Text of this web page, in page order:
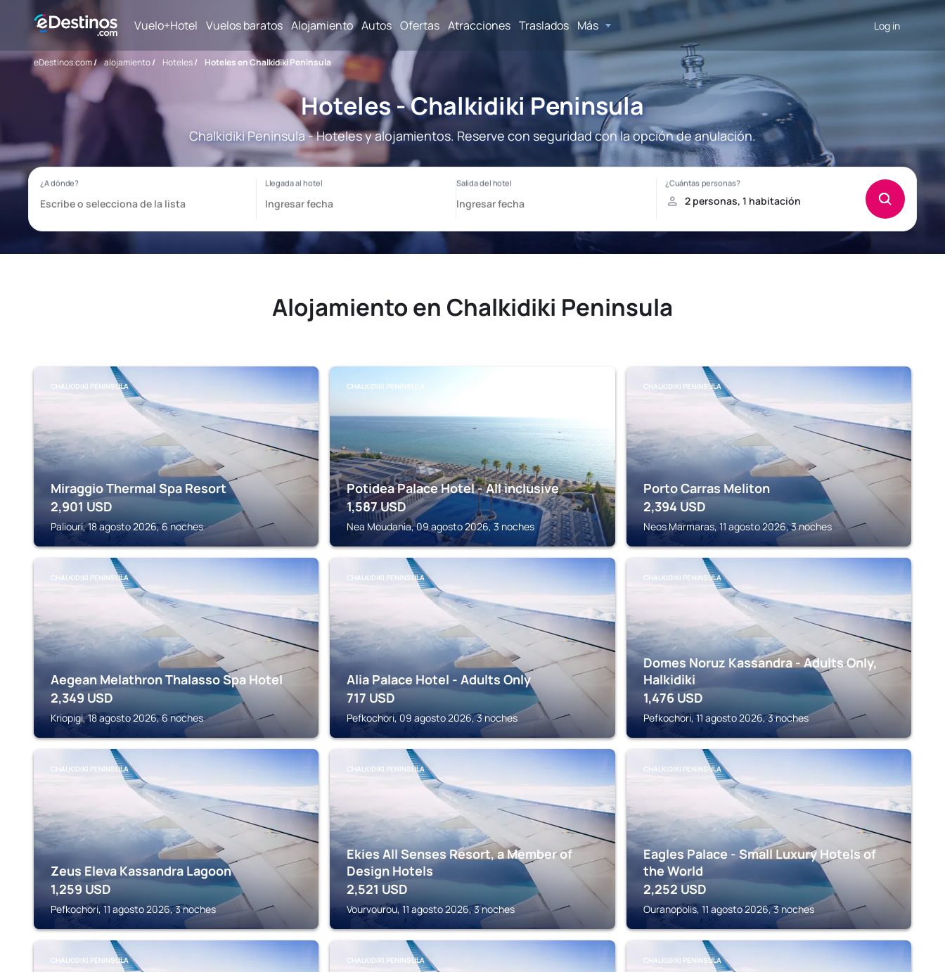
Vuelo+Hotel Vuelos baratos Alojamiento Autos Ofertas Atracciones Traslados Más Log in
eDestinos.com/ alojamiento/ Hoteles/ Hoteles en Chalkidiki Peninsula
Hoteles - Chalkidiki Peninsula
Chalkidiki Peninsula - Hoteles y alojamientos. Reserve con seguridad con la opción de anulación.
Alojamiento en Chalkidiki Peninsula
CHALKIDIKI PENINSULA
Miraggio Thermal Spa Resort
2,901 USD
Paliouri, 18 agosto 2026, 6 noches
CHALKIDIKI PENINSULA
Potidea Palace Hotel - All inclusive
1,587USD
Nea Moudania, 09 agosto 2026, 3 noches
CHALKIDIKI PENINSULA
Porto Carras Meliton
2,394 USD
Neos Marmaras, 11 agosto 2026, 3 noches
CHALKIDIKI PENINSULA
Aegean Melathron Thalasso Spa Hotel
2,349 USD
Kriopigi, 18 agosto 2026, 6 noches
CHALKIDIKI PENINSULA
Alia Palace Hotel - Adults Only
717 USD
Pefkochori, 09 agosto 2026, 3 noches
CHALKIDIKI PENINSULA
Domes Noruz Kassandra - Adults Only,
Halkidiki
1,476 USD
Pefkochori, 11 agosto 2026, 3 noches
CHALKIDIKI PENINSULA
Zeus Eleva Kassandra Lagoon
1,259 USD
Pefkochori, 11 agosto 2026, 3 noches
CHALKIDIKI PENINSULA
Ekies All Senses Resort, a Member of
Design Hotels
2,521 USD
Vourvourou, 11 agosto 2026, 3 noches
CHALKIDIKI PENINSULA
Eagles Palace - Small Luxury Hotels of
the World
2,252 USD
Ouranopolis, 11 agosto 2026, 3 noches
CHALKIDIKI PENINSULA CHALKIDIKI PENINSULA CHALKIDIKI PENINSULA